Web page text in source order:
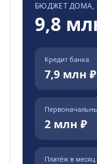
БЮДЖЕТ ДОМА,
9,8
Кредит банка
7,9 млн ₽
2 млн ₽
Платёж в месяц